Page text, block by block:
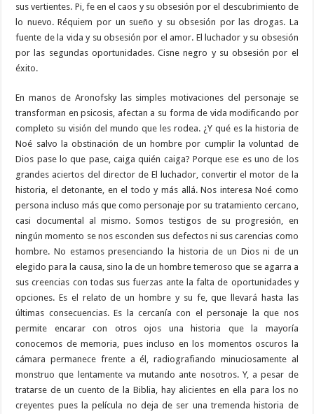
sus vertientes. Pi, fe en el caos y su obsesión por el descubrimiento de
lo nuevo. Réquiem por un sueño y su obsesión por las drogas. La
fuente de la vida y su obsesión por el amor. El luchador y su obsesión
por las segundas oportunidades. Cisne negro y su obsesión por el
éxito.
En manos de Aronofsky las simples motivaciones del personaje se
transforman en psicosis, afectan a su forma de vida modificando por
completo su visión del mundo que les rodea. ¿Y qué es la historia de
Noé salvo la obstinación de un hombre por cumplir la voluntad de
Dios pase lo que pase, caiga quién caiga? Porque ese es uno de los
grandes aciertos del director de El luchador, convertir el motor de la
historia, el detonante, en el todo y más allá. Nos interesa Noé como
persona incluso más que como personaje por su tratamiento cercano,
casi documental al mismo. Somos testigos de su progresión, en
ningún momento se nos esconden sus defectos ni sus carencias como
hombre. No estamos presenciando la historia de un Dios ni de un
elegido para la causa, sino la de un hombre temeroso que se agarra a
sus creencias con todas sus fuerzas ante la falta de oportunidades y
opciones. Es el relato de un hombre y su fe, que llevará hasta las
últimas consecuencias. Es la cercanía con el personaje la que nos
permite encarar con otros ojos una historia que la mayoría
conocemos de memoria, pues incluso en los momentos oscuros la
cámara permanece frente a él, radiografiando minuciosamente al
monstruo que lentamente va mutando ante nosotros. Y, a pesar de
tratarse de un cuento de la Biblia, hay alicientes en ella para los no
creyentes pues la película no deja de ser una tremenda historia de